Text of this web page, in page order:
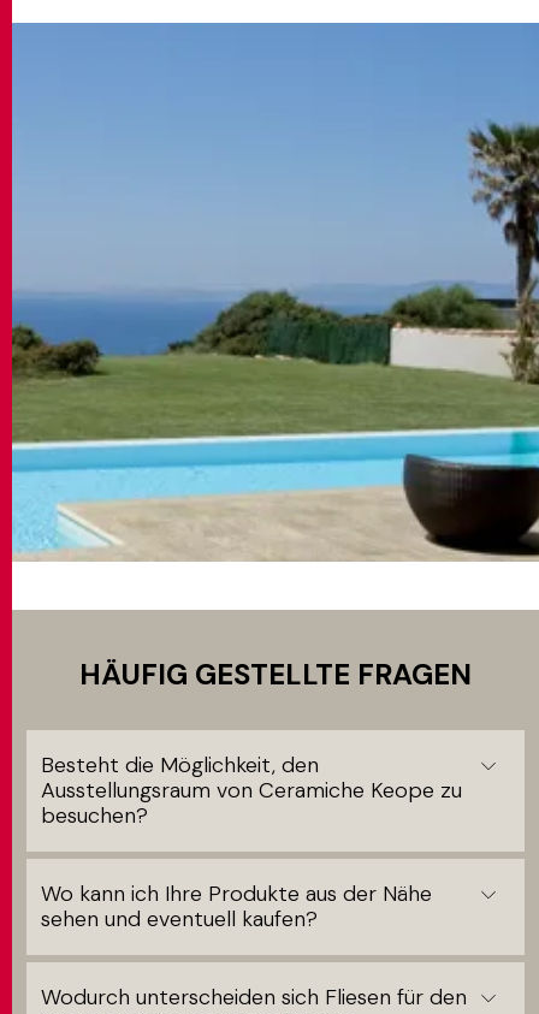
HÄUFIG GESTELLTE FRAGEN
Besteht die Möglichkeit, den
Ausstellungsraum von Ceramiche Keope zu
besuchen?
Wo kann ich Ihre Produkte aus der Nähe
sehen und eventuell kaufen?
Wodurch unterscheiden sich Fliesen für den